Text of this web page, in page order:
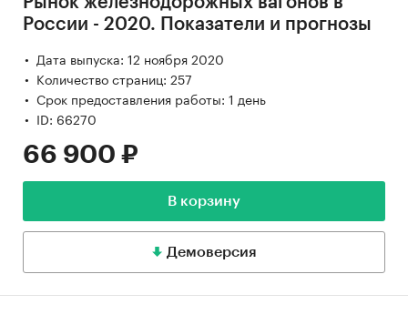
России - 2020. Показатели и прогнозы
Дата выпуска: 12 ноября 2020
Количество страниц: 257
Срок предоставления работы: 1 день
ID: 66270
66 900 ₽
В корзину
Демоверсия